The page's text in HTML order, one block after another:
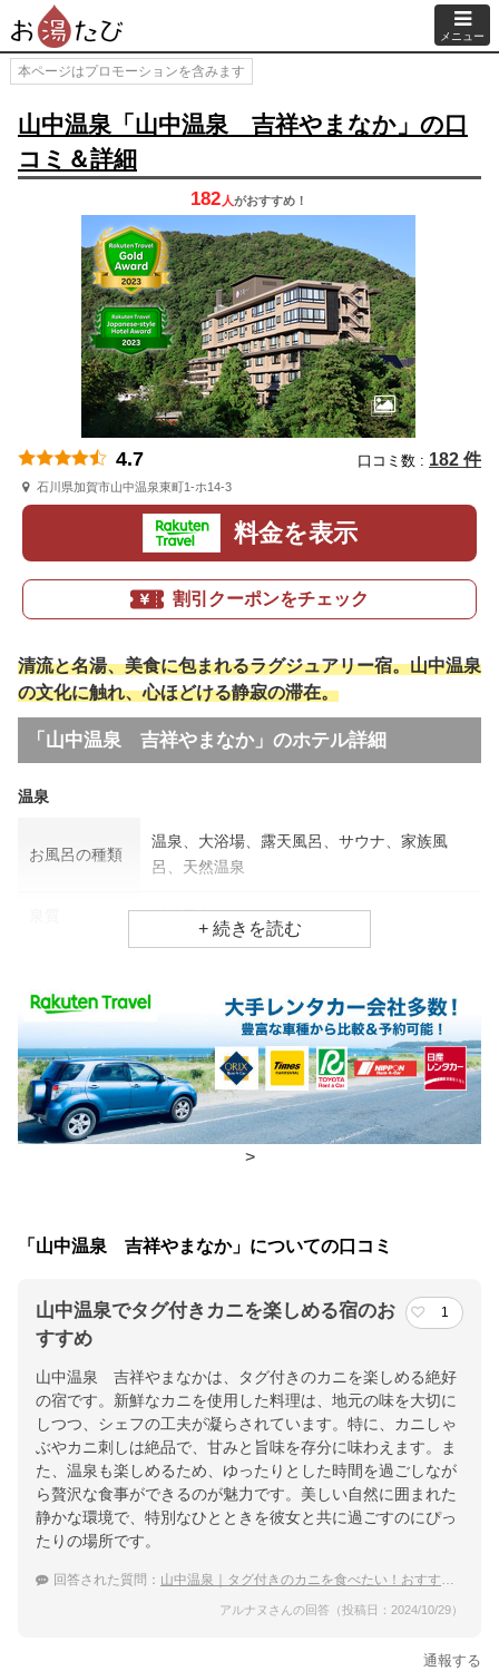
メニュー
本ページはプロモーションを含みます
山中温泉「山中温泉 吉祥やまなか」の口
コミ＆詳細
182 人がおすすめ！
4.7 口コミ数 : 182 件
石川県加賀市山中温泉東町1-ホ14-3
料金を表示
割引クーポンをチェック
清流と名湯、美食に包まれるラグジュアリー宿。山中温泉
の文化に触れ、心ほどける静寂の滞在。
「山中温泉 吉祥やまなか」のホテル詳細
温泉
お風呂の種類
温泉、大浴場、露天風呂、サウナ、家族風
呂、天然温泉
単純温泉
食事場所
朝食 レストラン
夕食 レストラン
加賀温泉駅・小松空港から無料送迎あり（要予約/定時便）【車】
加賀ICより14分。金沢・福井へは車で1時間
提供：楽天トラベル
楽天トラベルで
ホテル詳細を詳しく見る
>
「山中温泉 吉祥やまなか」についての口コミ
山中温泉でタグ付きカニを楽しめる宿のお
すすめ
1
山中温泉 吉祥やまなかは、タグ付きのカニを楽しめる絶好
の宿です。新鮮なカニを使用した料理は、地元の味を大切に
しつつ、シェフの工夫が凝らされています。特に、カニしゃ
ぶやカニ刺しは絶品で、甘みと旨味を存分に味わえます。ま
た、温泉も楽しめるため、ゆったりとした時間を過ごしなが
ら贅沢な食事ができるのが魅力です。美しい自然に囲まれた
静かな環境で、特別なひとときを彼女と共に過ごすのにぴっ
たりの場所です。
回答された質問： 山中温泉｜タグ付きのカニを食べたい！おすすめの宿は？
アルナヌさんの回答（投稿日：2024/10/29）
通報する